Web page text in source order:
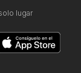
lugar